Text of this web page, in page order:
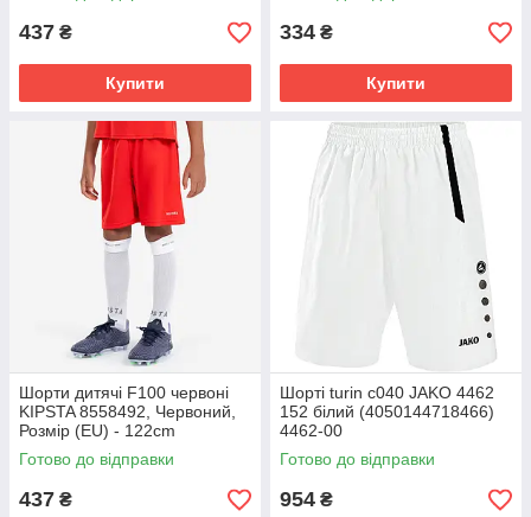
437 ₴
Купити
334 ₴
Купити
Шорти дитячі F100 червоні
KIPSTA 8558492, Червоний,
Розмір (EU) - 122cm
Готово до відправки
437 ₴
Шорті turin c040 JAKO 4462
152 білий (4050144718466)
4462-00
Готово до відправки
954 ₴